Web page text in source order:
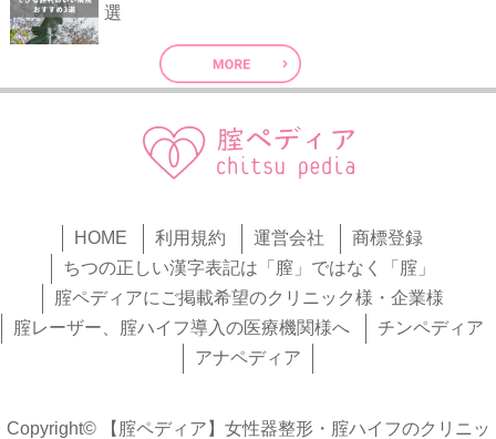
選
HOME 利用規約 運営会社
商標登録
ちつの正しい漢字表記は「膣」ではなく「腟」
腟ペディアにご掲載希望のクリニック様・企業様
腟レーザー、腟ハイフ導入の医療機関様へ
チンペディア
アナペディア
Copyright© 【腟ペディア】女性器整形・腟ハイフのクリニッ